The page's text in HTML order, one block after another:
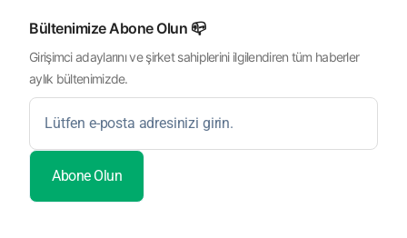
Bültenimize Abone Olun 📪
Girişimci adaylarını ve şirket sahiplerini ilgilendiren tüm haberler
aylık bültenimizde.